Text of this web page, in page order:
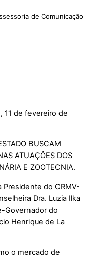
de Comunicação
11 de fevereiro de
BUSCAM
ATUAÇÕES DOS
E ZOOTECNIA.
Presidente do CRMV-
Dra. Luzia Ilka
Governador do
Henrique de La
o mercado de